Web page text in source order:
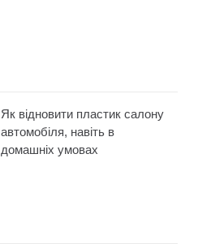
Як відновити пластик салону
автомобіля, навіть в
домашніх умовах